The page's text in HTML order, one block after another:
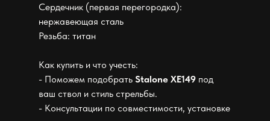
Сердечник (первая перегородка):
нержавеющая сталь
Резьба: титан
Как купить и что учесть:
- Поможем подобрать Stalone XE149 под
ваш ствол и стиль стрельбы.
- Консультации по совместимости, установке